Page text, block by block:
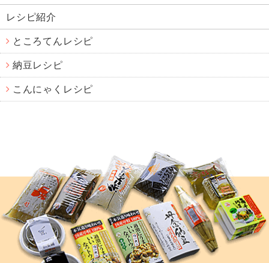
レシピ紹介
ところてんレシピ
納豆レシピ
こんにゃくレシピ